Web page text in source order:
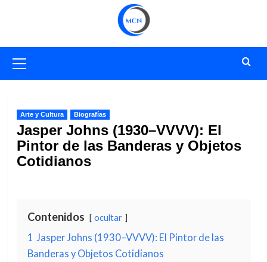
primario
Arte y Cultura Biografías
Jasper Johns (1930–VVVV): El
Pintor de las Banderas y Objetos
Cotidianos
Contenidos ocultar
1 Jasper Johns (1930–VVVV): El Pintor de las
Banderas y Objetos Cotidianos